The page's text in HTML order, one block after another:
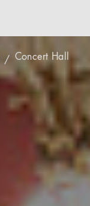
Concert Hall